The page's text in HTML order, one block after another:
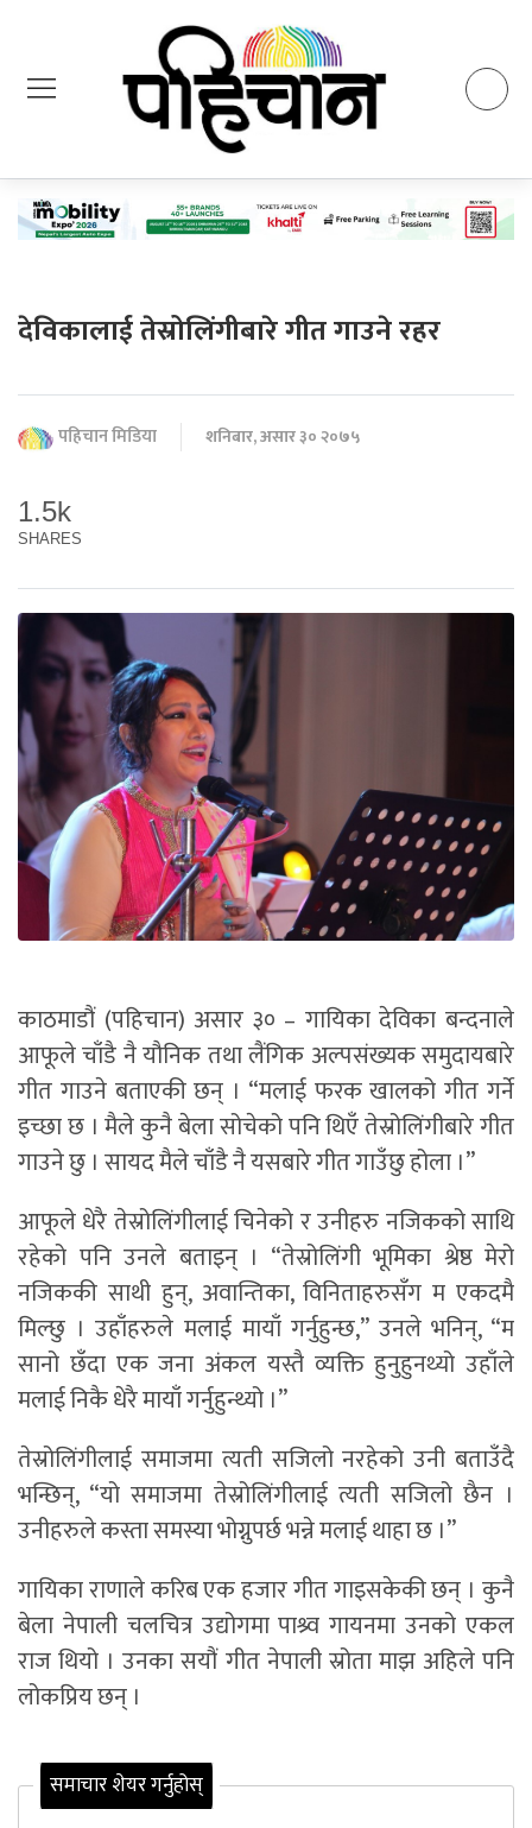
देविकालाई तेस्रोलिंगीबारे गीत गाउने रहर
पहिचान मिडिया शनिबार, असार ३० २०७५
1.5k
SHARES
काठमाडौं (पहिचान) असार ३० – गायिका देविका बन्दनाले
आफूले चाँडै नै यौनिक तथा लैंगिक अल्पसंख्यक समुदायबारे
गीत गाउने बताएकी छन् । “मलाई फरक खालको गीत गर्ने
इच्छा छ । मैले कुनै बेला सोचेको पनि थिएँ तेस्रोलिंगीबारे गीत
गाउने छु । सायद मैले चाँडै नै यसबारे गीत गाउँछु होला ।”
आफूले धेरै तेस्रोलिंगीलाई चिनेको र उनीहरु नजिकको साथि
रहेको पनि उनले बताइन् । “तेस्रोलिंगी भूमिका श्रेष्ठ मेरो
नजिककी साथी हुन्, अवान्तिका, विनिताहरुसँग म एकदमै
मिल्छु । उहाँहरुले मलाई मायाँ गर्नुहुन्छ,” उनले भनिन्, “म
सानो छँदा एक जना अंकल यस्तै व्यक्ति हुनुहुनथ्यो उहाँले
मलाई निकै धेरै मायाँ गर्नुहुन्थ्यो ।”
तेस्रोलिंगीलाई समाजमा त्यती सजिलो नरहेको उनी बताउँदै
भन्छिन्, “यो समाजमा तेस्रोलिंगीलाई त्यती सजिलो छैन ।
उनीहरुले कस्ता समस्या भोग्नुपर्छ भन्ने मलाई थाहा छ ।”
गायिका राणाले करिब एक हजार गीत गाइसकेकी छन् । कुनै
बेला नेपाली चलचित्र उद्योगमा पाश्र्व गायनमा उनको एकल
राज थियो । उनका सयौं गीत नेपाली स्रोता माझ अहिले पनि
लोकप्रिय छन् ।
समाचार शेयर गर्नुहोस्